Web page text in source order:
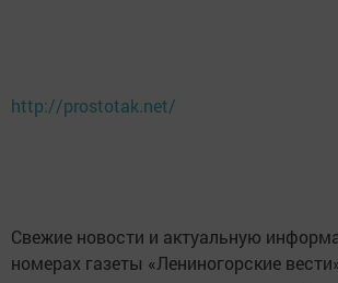
http://prostotak.net/
Свежие новости и актуальную
номерах газеты «Лениногорские